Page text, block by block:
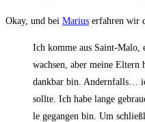
Okay, und bei Mari­us erfah­ren wir
Ich kom­me aus Saint-Malo,
wach­sen, aber mei­ne
dank­bar bin. Andern­falls…
soll­te. Ich habe lan­ge
le gegan­gen bin. Um